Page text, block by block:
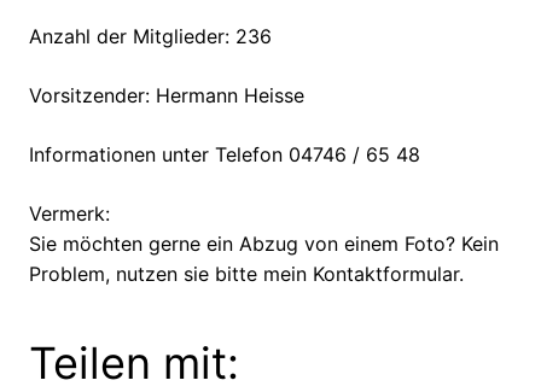
Anzahl der Mitglieder: 236
Vorsitzender: Hermann Heisse
Informationen unter Telefon 04746 / 65 48
Vermerk:
Sie möchten gerne ein Abzug von einem Foto? Kein
Problem, nutzen sie bitte mein Kontaktformular.
Teilen mit: